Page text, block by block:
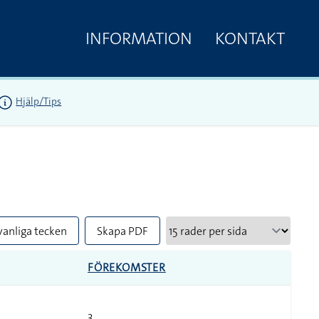
INFORMATION KONTAKT
Hjälp/Tips
tecken Skapa PDF
FÖREKOMSTER